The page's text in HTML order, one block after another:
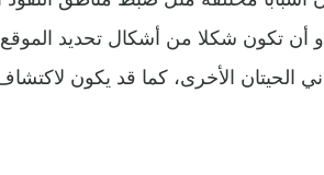
أن تكون شكلا من أشكال تحديد
الحيتان الأخرى، كما قد يكون